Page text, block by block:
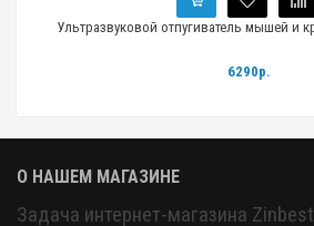
Ультразвуковой отпугиватель мышей и
6290р.
О НАШЕМ МАГАЗИНЕ
Задача интернет-магазина